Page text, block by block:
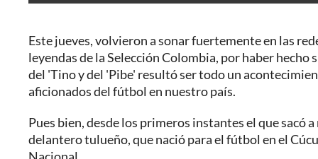
Este jueves, volvieron a sonar fuertemente en las
leyendas de la Selección Colombia, por haber hecho
del 'Tino y del 'Pibe' resultó ser todo un
aficionados del fútbol en nuestro país.
Pues bien, desde los primeros instantes el que sacó
delantero tulueño, que nació para el fútbol en el